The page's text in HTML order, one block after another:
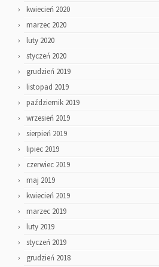
kwiecień 2020
marzec 2020
luty 2020
styczeń 2020
grudzień 2019
listopad 2019
październik 2019
wrzesień 2019
sierpień 2019
lipiec 2019
czerwiec 2019
maj 2019
kwiecień 2019
marzec 2019
luty 2019
styczeń 2019
grudzień 2018